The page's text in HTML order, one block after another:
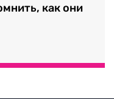
как они